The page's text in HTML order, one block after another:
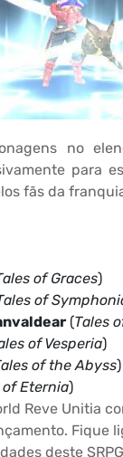
no
para
fãs da
of Graces)
of
(Tales
of Vesperia)
of the Abyss)
of Eternia)
Reve Unitia
Fique
deste